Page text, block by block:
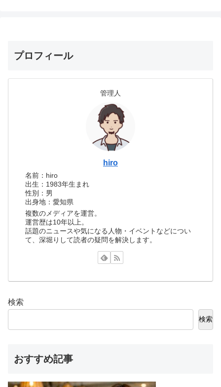
プロフィール
管理人
hiro
名前：hiro
出生：1983年生まれ
性別：男
出身地：愛知県
複数のメディアを運営。
運営歴は10年以上。
話題のニュースや気になる人物・イベントなどについ
て、深堀りして読者の疑問を解決します。
検索
検索
おすすめ記事